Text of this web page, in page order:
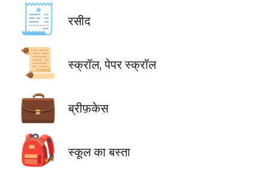
🧾 रसीद
📜 स्क्रॉल, पेपर स्क्रॉल
💼 ब्रीफ़केस
🎒 स्कूल का बस्ता